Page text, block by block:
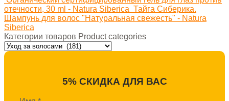
отечности, 30 ml - Natura Siberica Тайга Сиберика.
Шампунь для волос "Натуральная свежесть" - Natura
Siberica
Категории товаров Product categories
5% СКИДКА ДЛЯ ВАС